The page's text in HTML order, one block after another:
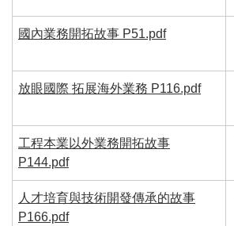
國內業務開拓故事 P51.pdf
放眼國際 拓展海外業務 P116.pdf
工程本業以外業務開拓故事
P144.pdf
人才培育與技術開發傳承的故事
P166.pdf